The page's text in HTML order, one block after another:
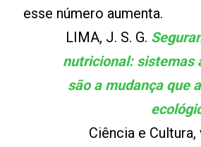
esse número aumenta.
LIMA, J. S. G.
nutricional: sistemas
são a mudança que
Ciência e Cultura,